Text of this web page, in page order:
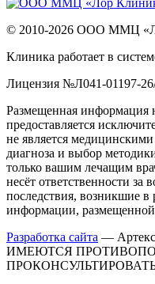
© 2010-2026 ООО ММЦ
Клиника работает в
Лицензия №Л041-01197-
Размещенная информация
предоставляется
не является
диагноза и выбор
только вашим лечащим
несёт ответственности
последствия, возникшие в
информации, размещенной
Разработка сайта — Артекс
ИМЕЮТСЯ